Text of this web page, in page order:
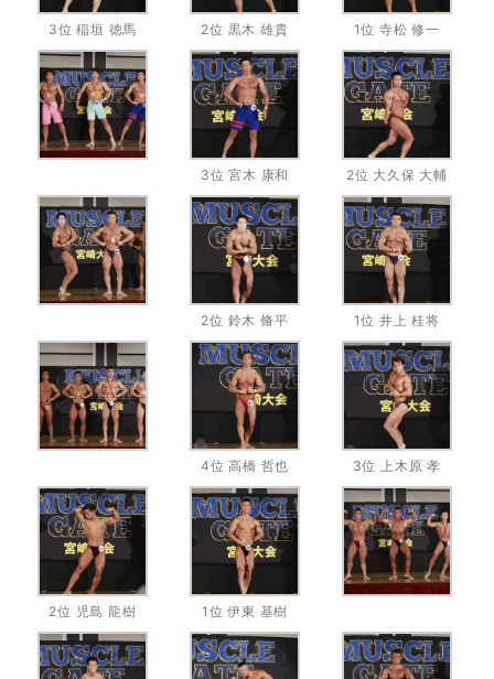
3位 稲垣 徳馬 2位 黒木 雄貴 1位 寺松 修一
3位 宮木 康和 2位 大久保 大輔
2位 鈴木 脩平 1位 井上 桂将
4位 高橋 哲也 3位 上木原 孝
2位 児島 龍樹 1位 伊東 基樹